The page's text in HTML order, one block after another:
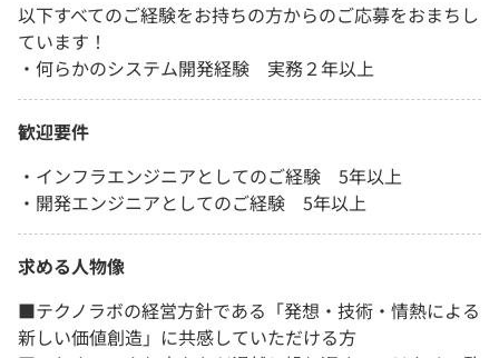
以下すべてのご経験をお持ちの方からのご応募をおまちし
ています！
・何らかのシステム開発経験 実務２年以上
歓迎要件
・インフラエンジニアとしてのご経験 5年以上
・開発エンジニアとしてのご経験 5年以上
求める人物像
■テクノラボの経営方針である「発想・技術・情熱による
新しい価値創造」に共感していただける方